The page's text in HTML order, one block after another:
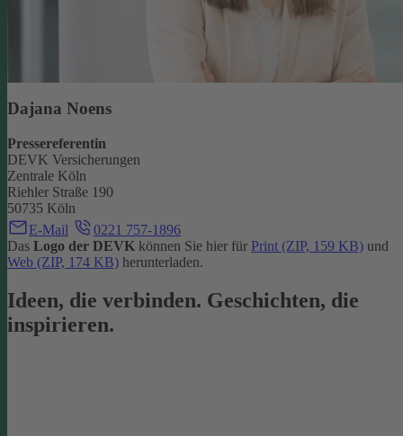
Dajana Noens
Pressereferentin
DEVK Versicherungen
Zentrale Köln
Riehler Straße 190
50735 Köln
E-Mail
0221 757-1896
Das Logo der DEVK können Sie hier für Print (ZIP, 159 KB) und
Web (ZIP, 174 KB) herunterladen.
Ideen, die verbinden. Geschichten, die
inspirieren.